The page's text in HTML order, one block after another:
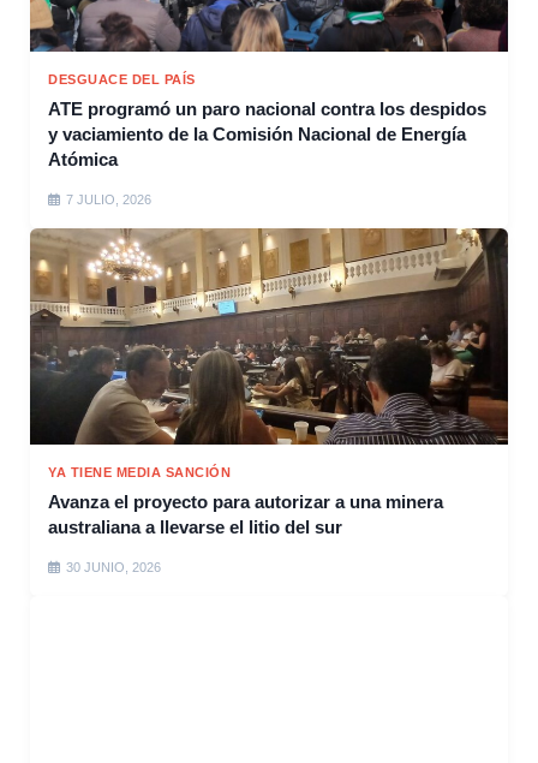
DESGUACE DEL PAÍS
ATE programó un paro nacional contra los despidos
y vaciamiento de la Comisión Nacional de Energía
Atómica
7 JULIO, 2026
YA TIENE MEDIA SANCIÓN
Avanza el proyecto para autorizar a una minera
australiana a llevarse el litio del sur
30 JUNIO, 2026